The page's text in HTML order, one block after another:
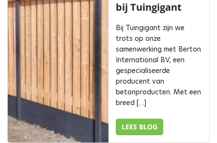
bij Tuingigant
Bij Tuingigant zijn we
trots op onze
samenwerking met Berton
International BV, een
gespecialiseerde
producent van
betonproducten. Met een
breed […]
LEES BLOG